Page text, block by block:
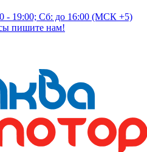
- 19:00; Сб: до 16:00 (МСК +5)
пишите нам!